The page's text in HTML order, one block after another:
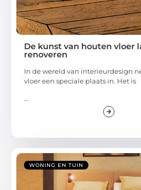
De kunst van houten vloer
renoveren
In de wereld van interieurdesign
vloer een speciale plaats in. Het is
...
WONING EN TUIN